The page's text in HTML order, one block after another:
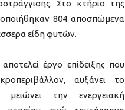
Στο κτήριο της
804 αποσπώμενα
είδη φυτών.
έργο επίδειξης που
αυξάνει το
μειώνει την ενεργειακή